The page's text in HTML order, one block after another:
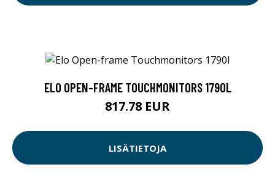
ELO OPEN-FRAME TOUCHMONITORS 1790L
817.78 EUR
LISÄTIETOJA